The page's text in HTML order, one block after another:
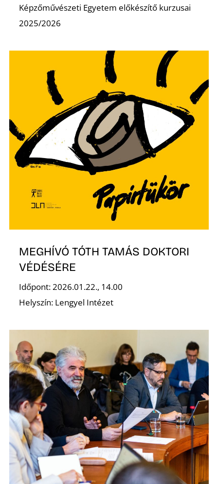
Képzőművészeti Egyetem előkészítő kurzusai
2025/2026
MEGHÍVÓ TÓTH TAMÁS DOKTORI
VÉDÉSÉRE
Időpont: 2026.01.22., 14.00
Helyszín: Lengyel Intézet